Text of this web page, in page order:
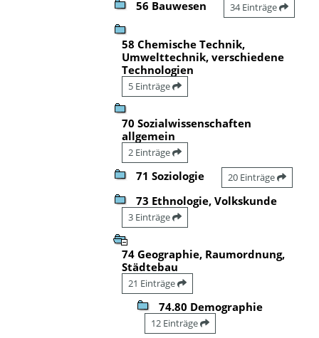
56 Bauwesen 34 Einträge
58 Chemische Technik,
Umwelttechnik, verschiedene
Technologien
5 Einträge
70 Sozialwissenschaften
allgemein
2 Einträge
71 Soziologie 20 Einträge
73 Ethnologie, Volkskunde
3 Einträge
74 Geographie, Raumordnung,
Städtebau
21 Einträge
74.80 Demographie
12 Einträge